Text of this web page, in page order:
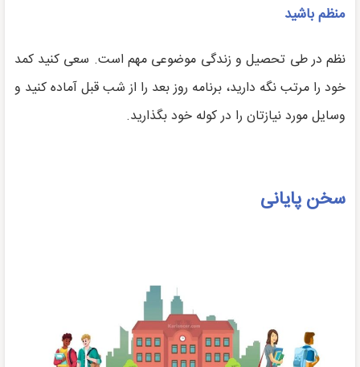
منظم باشید
نظم در طی تحصیل و زندگی موضوعی مهم است. سعی کنید کمد
خود را مرتب نگه دارید، برنامه روز بعد را از شب قبل آماده کنید و
وسایل مورد نیازتان را در کوله خود بگذارید.
سخن پایانی